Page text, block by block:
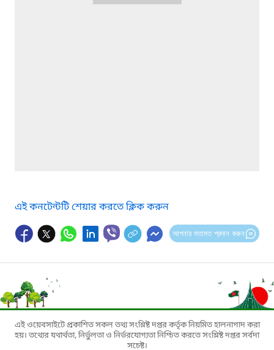
এই কনটেন্টটি শেয়ার করতে ক্লিক করুন
আপনার মতামত প্রদান করুন
এই ওয়েবসাইটে প্রকাশিত সকল তথ্য সংশ্লিষ্ট দপ্তর কর্তৃক নিয়মিত হালনাগাদ করা
হয়। তথ্যের যথার্থতা, নির্ভুলতা ও নির্ভরযোগ্যতা নিশ্চিত করতে সংশ্লিষ্ট দপ্তর সর্বদা
সচেষ্ট।